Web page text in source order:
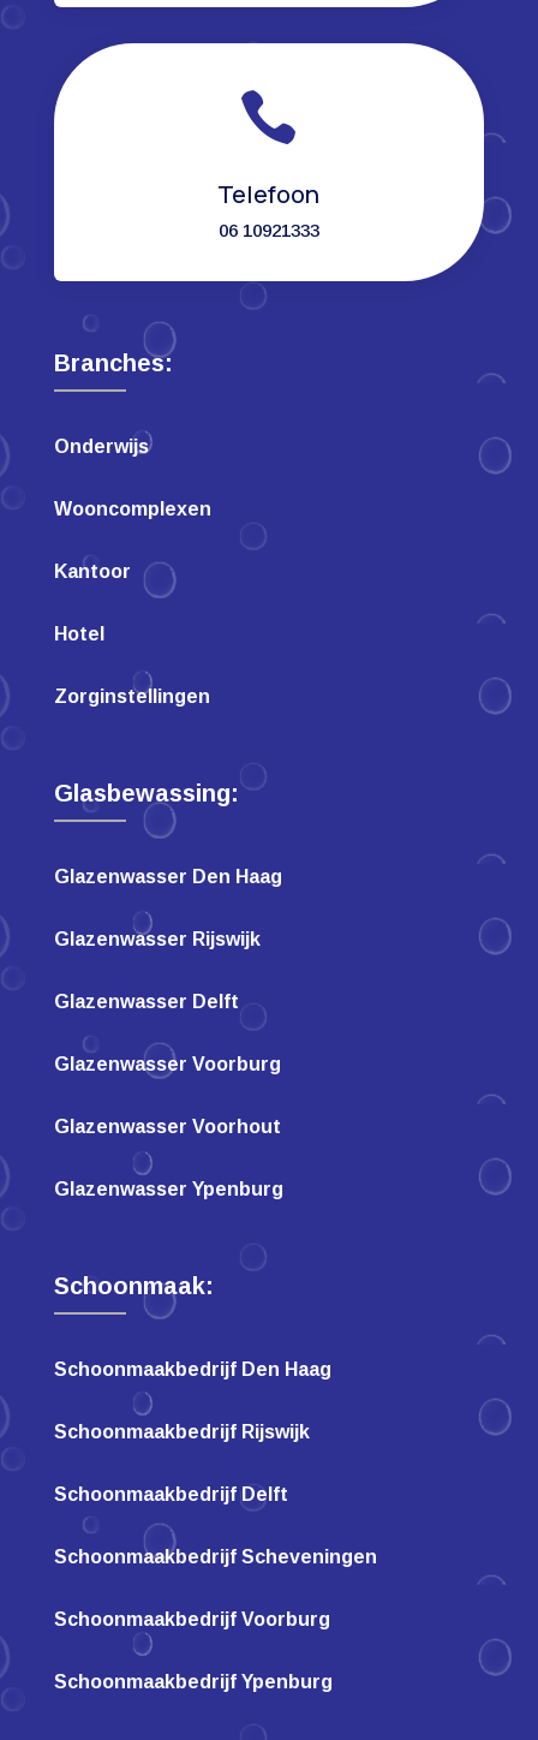

Telefoon
06 10921333
Branches:
Onderwijs
Wooncomplexen
Kantoor
Hotel
Zorginstellingen
Glasbewassing:
Glazenwasser Den Haag
Glazenwasser Rijswijk
Glazenwasser Delft
Glazenwasser Voorburg
Glazenwasser Voorhout
Glazenwasser Ypenburg
Schoonmaak:
Schoonmaakbedrijf Den Haag
Schoonmaakbedrijf Rijswijk
Schoonmaakbedrijf Delft
Schoonmaakbedrijf Scheveningen
Schoonmaakbedrijf Voorburg
Schoonmaakbedrijf Ypenburg